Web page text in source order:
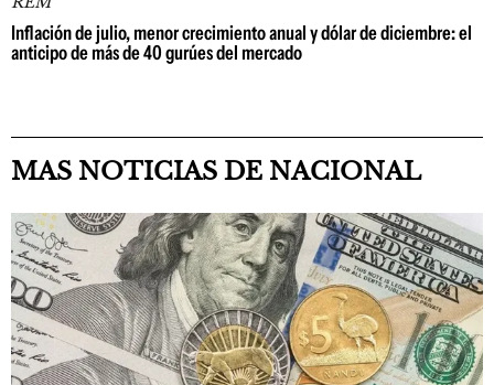
Inflación de julio, menor crecimiento anual y dólar de diciembre: el
anticipo de más de 40 gurúes del mercado
MAS NOTICIAS DE NACIONAL